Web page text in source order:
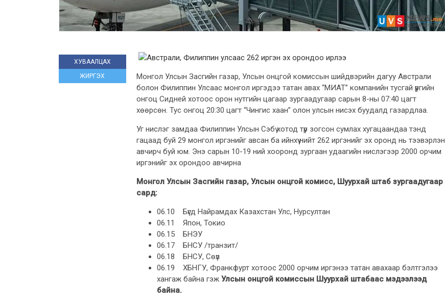
ХУВААЛЦАХ
ЖИРГЭХ
Монгол Улсын Засгийн газар, Улсын онцгой комиссын шийдвэрийн дагуу Австрали
болон Филиппин Улсаас монгол иргэдээ татан авах “МИАТ” компанийн тусгай үүргийн
онгоц Сидней хотоос орон нутгийн цагаар зургаадугаар сарын 8-ны 07:40 цагт
хөөрсөн. Тус онгоц 20:30 цагт “Чингис хаан” олон улсын нисэх буудалд газардлаа.
Уг нислэг замдаа Филиппин Улсын Сэбү хотод түр зогсон сумлах хугацаандаа тэнд
гацаад буй 29 монгол иргэнийг авсан ба ийнхүү нийт 262 иргэнийг эх оронд нь тээвэрлэн
авчирч буй юм. Энэ сарын 10-19 ний хооронд зургаан удаагийн нислэгээр 2000 орчим
иргэнийг эх орондоо авчирна
Монгол Улсын Засгийн газар, Улсын онцгой комисс, Шуурхай штаб зургаадугаар
сард:
06.10 Бүгд Найрамдах Казахстан Улс, Нурсултан
06.11 Япон, Токио
06.15 БНЭУ
06.17 БНСУ /транзит/
06.18 БНСУ, Сөүл
06.19 ХБНГУ, Франкфурт хотоос 2000 орчим иргэнээ татан авахаар бэлтгэлээ
хангаж байна гэж Улсын онцгой комиссын Шуурхай штабаас мэдээлээд
байна.